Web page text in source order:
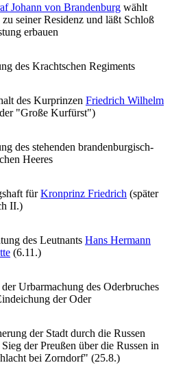
Johann von Brandenburg wählt
seiner Residenz und läßt Schloß
erbauen
des Krachtschen Regiments
des Kurprinzen Friedrich Wilhelm
"Große Kurfürst")
des stehenden brandenburgisch-
Heeres
fürKronprinz Friedrich (später
II.)
des Leutnants Hans Hermann
(6.11.)
Urbarmachung des Oderbruches
der Oder
der Stadt durch die Russen
der Preußen über die Russen in
bei Zorndorf" (25.8.)